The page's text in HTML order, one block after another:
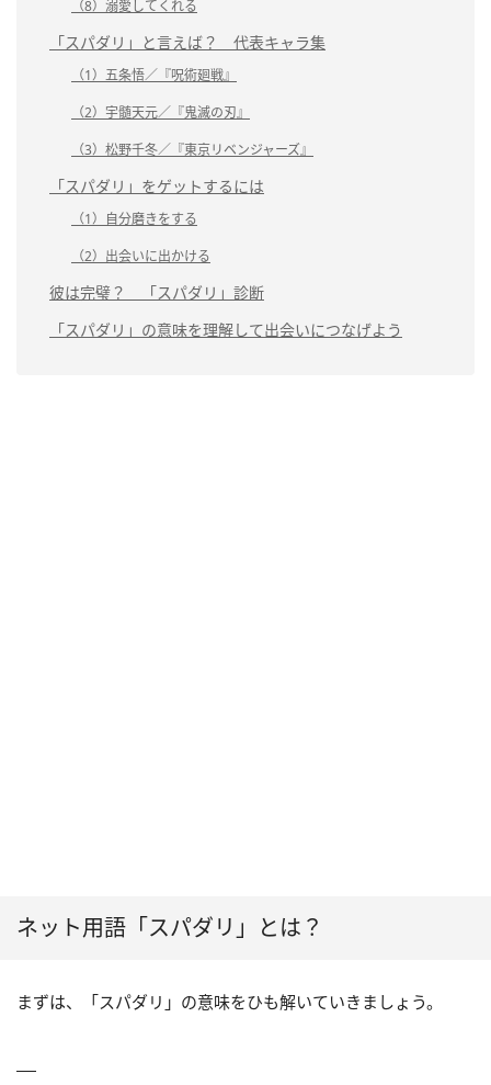
（8）溺愛してくれる
「スパダリ」と言えば？ 代表キャラ集
（1）五条悟／『呪術廻戦』
（2）宇髄天元／『鬼滅の刃』
（3）松野千冬／『東京リベンジャーズ』
「スパダリ」をゲットするには
（1）自分磨きをする
（2）出会いに出かける
彼は完璧？ 「スパダリ」診断
「スパダリ」の意味を理解して出会いにつなげよう
ネット用語「スパダリ」とは？
まずは、「スパダリ」の意味をひも解いていきましょう。